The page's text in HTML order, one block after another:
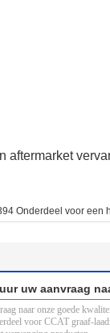
aftermarket
Onderdeel voor een
uw aanvraag